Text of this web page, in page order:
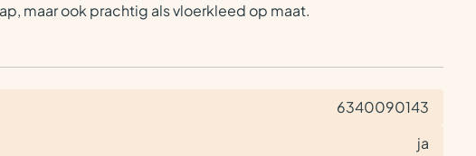
maar ook prachtig als vloerkleed op maat.
6340090143
ja